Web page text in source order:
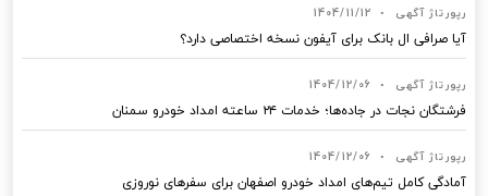
رپورتاژ آگهی •
1404/11/12
آیا صرافی ال بانک برای آیفون نسخه اختصاصی دارد؟
رپورتاژ آگهی •
1404/12/06
فرشتگان نجات در جاده‌ها؛ خدمات ۲۴ ساعته امداد خودرو سمنان
رپورتاژ آگهی •
1404/12/06
آمادگی کامل تیم‌های امداد خودرو اصفهان برای سفرهای نوروزی